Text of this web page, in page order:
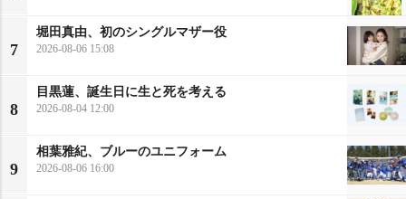
7
堀田真由、初のシングルマザー役
2026-08-06 15:08
8
目黒蓮、誕生日に生と死を考える
2026-08-04 12:00
9
相葉雅紀、ブルーのユニフォーム
2026-08-06 16:00